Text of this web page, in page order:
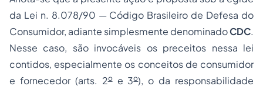
da Lei n. 8.078/90 — Código Brasileiro de Defesa do
Consumidor, adiante simplesmente denominadoCDC.
Nesse caso, são invocáveis os preceitos nessa lei
contidos, especialmente os conceitos de consumidor
e fornecedor (arts. 2oe 3o), o da responsabilidade